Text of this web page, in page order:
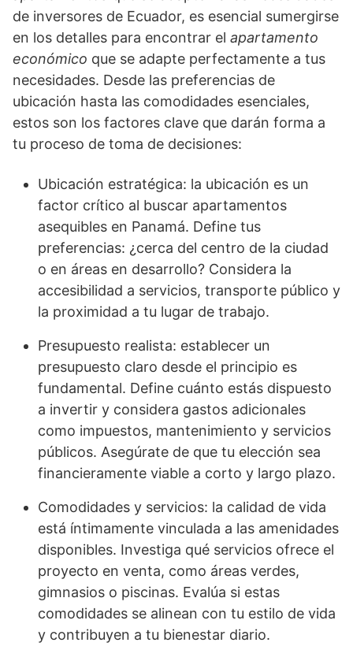
de inversores de Ecuador, es esencial sumergirse
en los detalles para encontrar el apartamento
económico que se adapte perfectamente a tus
necesidades. Desde las preferencias de
ubicación hasta las comodidades esenciales,
estos son los factores clave que darán forma a
tu proceso de toma de decisiones:
Ubicación estratégica: la ubicación es un
factor crítico al buscar apartamentos
asequibles en Panamá. Define tus
preferencias: ¿cerca del centro de la ciudad
o en áreas en desarrollo? Considera la
accesibilidad a servicios, transporte público y
la proximidad a tu lugar de trabajo.
Presupuesto realista: establecer un
presupuesto claro desde el principio es
fundamental. Define cuánto estás dispuesto
a invertir y considera gastos adicionales
como impuestos, mantenimiento y servicios
públicos. Asegúrate de que tu elección sea
financieramente viable a corto y largo plazo.
Comodidades y servicios: la calidad de vida
está íntimamente vinculada a las amenidades
disponibles. Investiga qué servicios ofrece el
proyecto en venta, como áreas verdes,
gimnasios o piscinas. Evalúa si estas
comodidades se alinean con tu estilo de vida
y contribuyen a tu bienestar diario.